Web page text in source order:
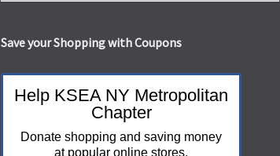
Save your Shopping with Coupons
Help KSEA NY Metropolitan
Chapter
Donate shopping and saving money
at popular online stores.